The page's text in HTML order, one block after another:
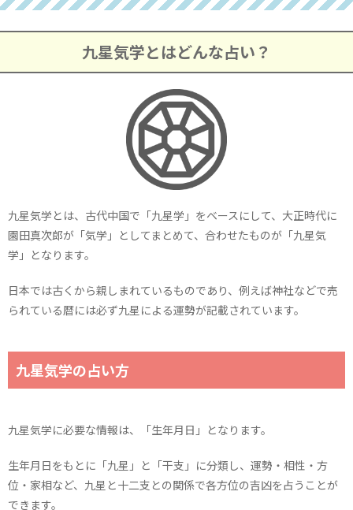
九星気学とはどんな占い？
九星気学とは、古代中国で「九星学」をベースにして、大正時代に
園田真次郎が「気学」としてまとめて、合わせたものが「九星気
学」となります。
日本では古くから親しまれているものであり、例えば神社などで売
られている暦には必ず九星による運勢が記載されています。
九星気学の占い方
九星気学に必要な情報は、「生年月日」となります。
生年月日をもとに「九星」と「干支」に分類し、運勢・相性・方
位・家相など、九星と十二支との関係で各方位の吉凶を占うことが
できます。